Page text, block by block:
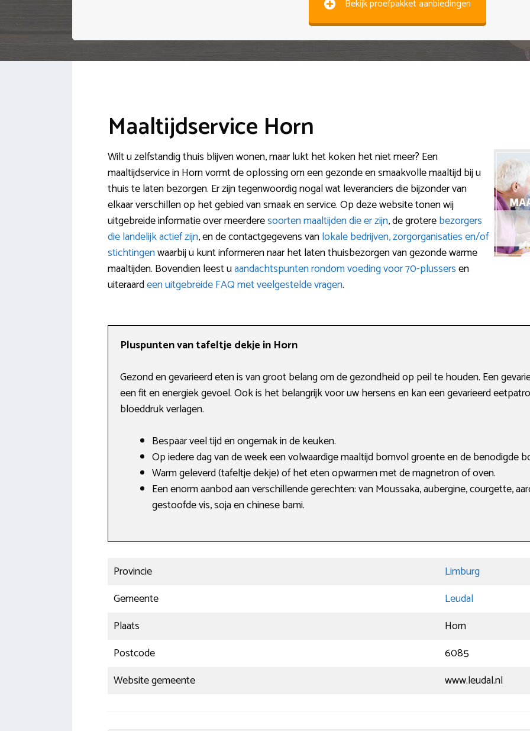
Bekijk proefpakket aanbiedingen
Maaltijdservice Horn
Wilt u zelfstandig thuis blijven wonen, maar lukt het koken het niet meer? Een
maaltijdservice in Horn vormt de oplossing om een gezonde en smaakvolle maaltijd bij u
thuis te laten bezorgen. Er zijn tegenwoordig nogal wat leveranciers die bijzonder van
elkaar verschillen op het gebied van smaak en service. Op deze website tonen wij
uitgebreide informatie over meerderesoorten maaltijden die er zijn, de groterebezorgers
die landelijk actief zijn, en de contactgegevens vanlokale bedrijven, zorgorganisaties en/of
stichtingenwaarbij u kunt informeren naar het laten thuisbezorgen van gezonde warme
maaltijden. Bovendien leest uaandachtspunten rondom voeding voor 70-plussersen
uiteraardeen uitgebreide FAQ met veelgestelde vragen.
Pluspunten van tafeltje dekje in Horn
Gezond en gevarieerd eten is van groot belang om de gezondheid op peil te houden. Een
een fit en energiek gevoel. Ook is het belangrijk voor uw hersens en kan een gevarieerd
bloeddruk verlagen.
Bespaar veel tijd en ongemak in de keuken.
Op iedere dag van de week een volwaardige maaltijd bomvol groente en de benodigde
Warm geleverd (tafeltje dekje) of het eten opwarmen met de magnetron of oven.
Een enorm aanbod aan verschillende gerechten: van Moussaka, aubergine, courgette,
gestoofde vis, soja en chinese bami.
Provincie
Limburg
Gemeente
Leudal
Plaats
Horn
Postcode
6085
Website gemeente
www.leudal.nl